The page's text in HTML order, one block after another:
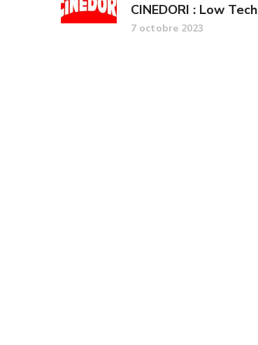
CINEDORI : Low Tech
7 octobre 2023